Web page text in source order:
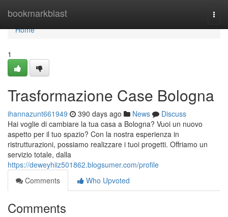
bookmarkblast
Home
Home
1
Trasformazione Case Bologna
ihannazunt661949 390 days ago News
Discuss
Hai voglie di cambiare la tua casa a Bologna? Vuoi un nuovo
aspetto per il tuo spazio? Con la nostra esperienza in
ristrutturazioni, possiamo realizzare i tuoi progetti. Offriamo un
servizio totale, dalla
https://deweyhiiz501862.blogsumer.com/profile
Comments
Who Upvoted
Comments